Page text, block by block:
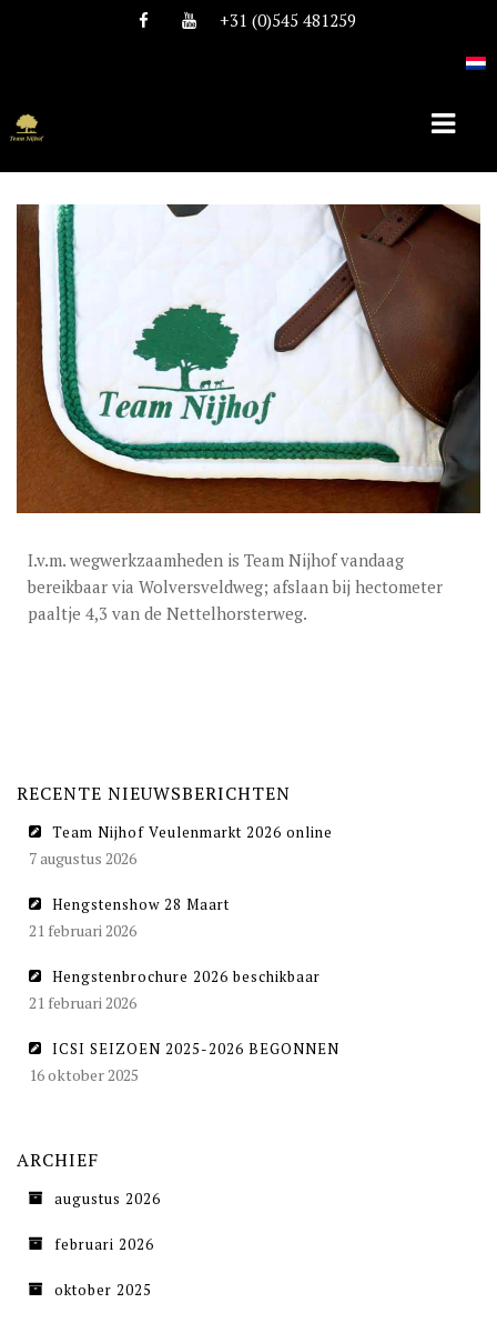
+31 (0)545 481259
HOME
OVER TEAM NIJHOF
HISTORIE
TEAM
VACATURES
DEKHENGSTEN
DEKGELDEN
EU-STATION
NIEUWS
TEAM NIJHOF MARKET
CONTACT
I.v.m. wegwerkzaamheden is Team Nijhof vandaag
bereikbaar via Wolversveldweg; afslaan bij hectometer
paaltje 4,3 van de Nettelhorsterweg.
RECENTE NIEUWSBERICHTEN
Team Nijhof Veulenmarkt 2026 online
7 augustus 2026
Hengstenshow 28 Maart
21 februari 2026
Hengstenbrochure 2026 beschikbaar
21 februari 2026
ICSI SEIZOEN 2025-2026 BEGONNEN
16 oktober 2025
ARCHIEF
augustus 2026
februari 2026
oktober 2025